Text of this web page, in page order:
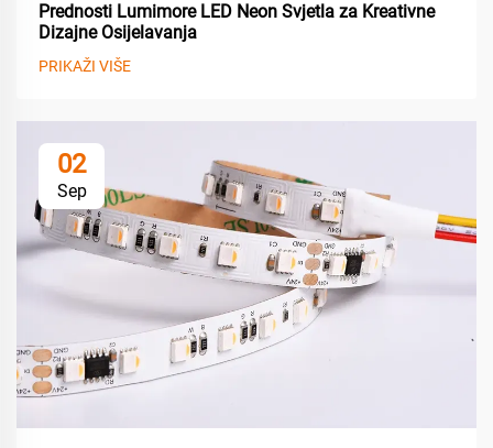
Prednosti Lumimore LED Neon Svjetla za Kreativne
Dizajne Osijelavanja
PRIKAŽI VIŠE
02
Sep